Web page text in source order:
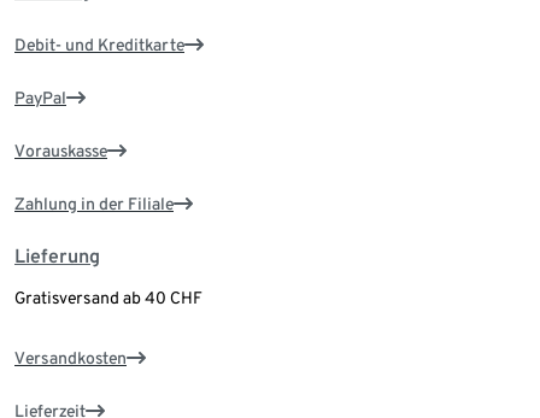
Debit- und Kreditkarte
PayPal
Vorauskasse
Zahlung in der Filiale
Lieferung
Gratisversand ab 40 CHF
Versandkosten
Lieferzeit